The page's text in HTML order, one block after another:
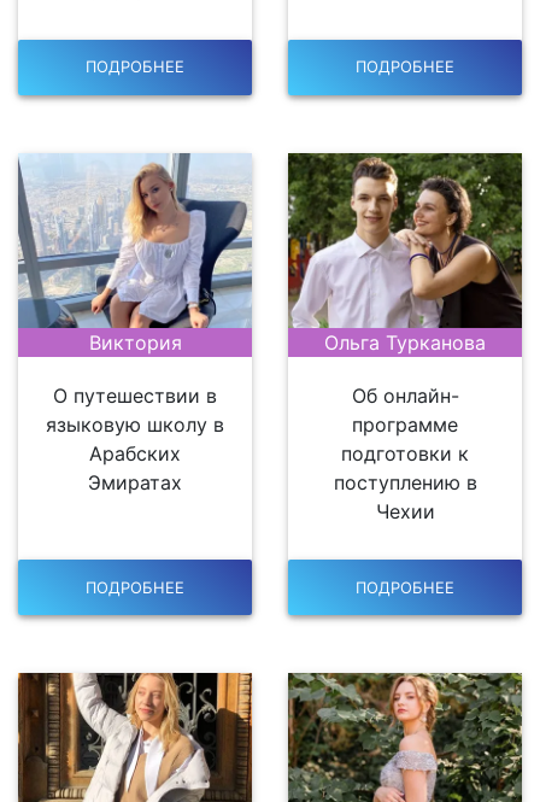
ПОДРОБНЕЕ ПОДРОБНЕЕ
Виктория
О путешествии в
языковую школу в
Арабских
Эмиратах
ПОДРОБНЕЕ
Ольга Турканова
Об онлайн-
программе
подготовки к
поступлению в
Чехии
ПОДРОБНЕЕ